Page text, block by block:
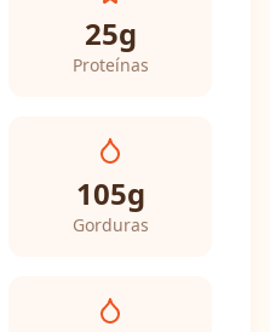
25g
Proteínas
105g
Gorduras